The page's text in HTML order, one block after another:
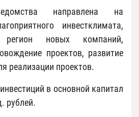
направлена на
инвестклимата,
новых компаний,
проектов, развитие
реализации проектов.
в основной капитал
рублей.